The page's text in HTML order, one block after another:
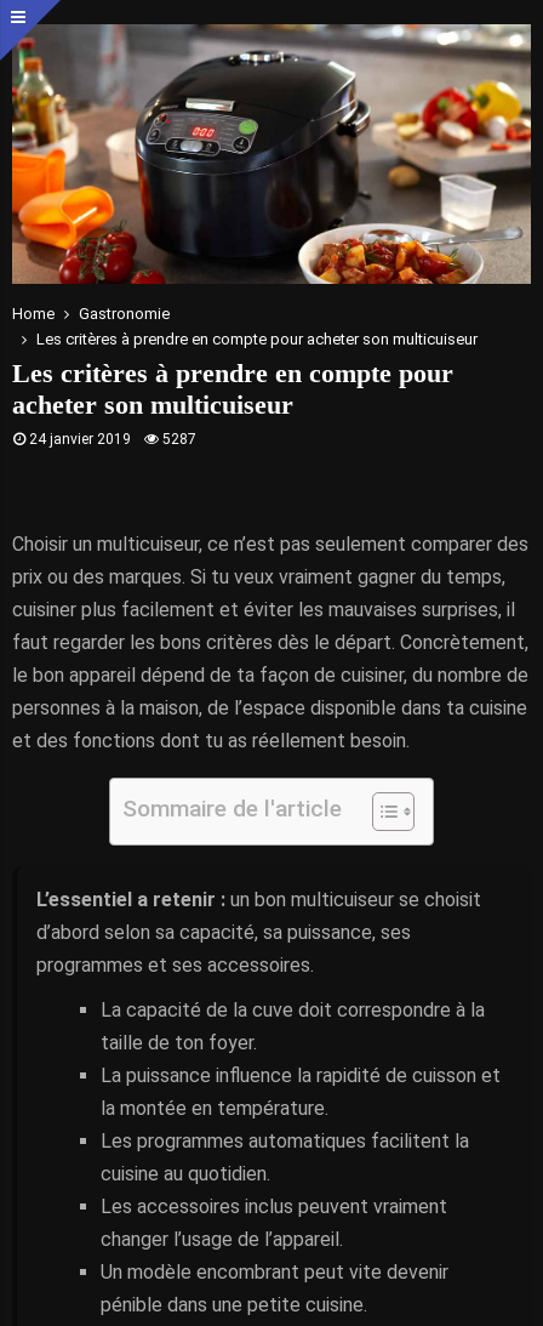
Home
Gastronomie
Les critères à prendre en compte pour acheter son multicuiseur
Les critères à prendre en compte pour
acheter son multicuiseur
24 janvier 2019 5287
Choisir un multicuiseur, ce n’est pas seulement comparer des
prix ou des marques. Si tu veux vraiment gagner du temps,
cuisiner plus facilement et éviter les mauvaises surprises, il
faut regarder les bons critères dès le départ. Concrètement,
le bon appareil dépend de ta façon de cuisiner, du nombre de
personnes à la maison, de l’espace disponible dans ta cuisine
et des fonctions dont tu as réellement besoin.
Sommaire de l'article
L’essentiel a retenir : un bon multicuiseur se choisit
d’abord selon sa capacité, sa puissance, ses
programmes et ses accessoires.
La capacité de la cuve doit correspondre à la
taille de ton foyer.
La puissance influence la rapidité de cuisson et
la montée en température.
Les programmes automatiques facilitent la
cuisine au quotidien.
Les accessoires inclus peuvent vraiment
changer l’usage de l’appareil.
Un modèle encombrant peut vite devenir
pénible dans une petite cuisine.